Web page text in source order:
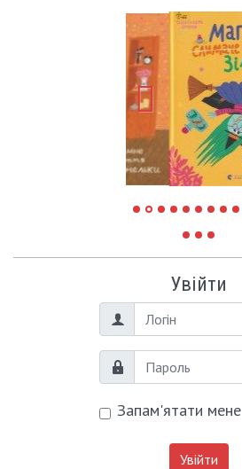
Увійти
Логін
Пароль
Запам'ятати мене
Увійти